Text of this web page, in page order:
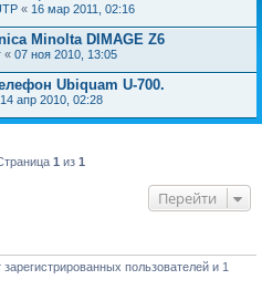
« 16 мар 2011, 02:16
Minolta DIMAGE Z6
« 07 ноя 2010, 13:05
Ubiquam U-700.
14 апр 2010, 02:28
1 из 1
Перейти
пользователей и 1